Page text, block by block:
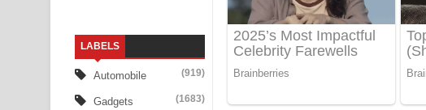
Adare Wadi Nisa Song Lyrics - ආදරේ වැඩි නිසා ගීතයේ පද පෙළ
UNUHUMA Song Lyrics - උණුහුම ගීතයේ පද පෙළ
LABELS
Automobile (919)
Gadgets (1683)